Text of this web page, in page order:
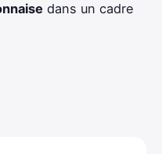
dans un cadre